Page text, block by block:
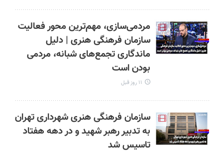
مردمی‌سازی، مهم‌ترین محور فعالیت
سازمان فرهنگی هنری | دلیل
ماندگاری تجمع‌های شبانه، مردمی
بودن است
۱۱ روز قبل
‌سازمان فرهنگی هنری شهرداری تهران
به تدبیر رهبر شهید و در دهه هفتاد
تاسیس شد